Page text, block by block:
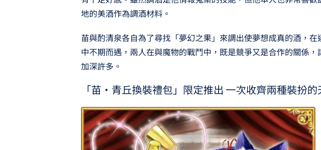
地的美酒作為調酒材料。
苗與酌清泉各自為了尋找「夢幻之果」來調出使夢想成真的酒，在
中不期而遇，兩人在與魔物的戰鬥中，既是競爭又是合作的關係
加深許多。
「苗·青丘換裝禮包」限定推出 一次收齊兩種裝扮